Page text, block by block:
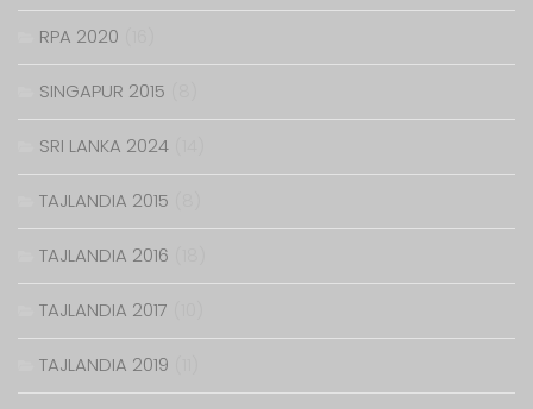
RPA 2020
SINGAPUR 2015
SRI LANKA 2024
TAJLANDIA 2015
TAJLANDIA 2016
TAJLANDIA 2017
TAJLANDIA 2019